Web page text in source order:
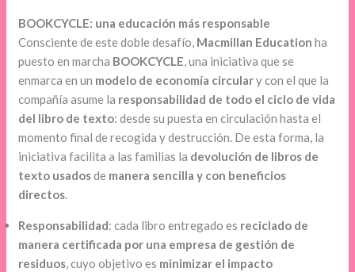
BOOKCYCLE: una educación más responsable
Consciente de este doble desafío, Macmillan Education ha
puesto en marcha BOOKCYCLE, una iniciativa que se
enmarca en un modelo de economía circulary con el que la
compañía asume la responsabilidad de todo el ciclo de vida
del libro de texto: desde su puesta en circulación hasta el
momento final de recogida y destrucción. De esta forma, la
iniciativa facilita a las familias la devolución de libros de
texto usadosde manera sencilla y con beneficios
directos.
Responsabilidad: cada libro entregado es reciclado de
manera certificada por una empresa de gestión de
residuos, cuyo objetivo es minimizar el impacto